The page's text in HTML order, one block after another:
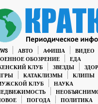
АВТО АФИША
ВИДЕО
ОБОЗРЕНИЕ
ЕДА
КЛУБ
ЗВЕЗДЫ
КАТАКЛИЗМЫ КЛИПЫ
КЛУБ
НАУКА
ПОГОДА
ПОЛИТИКА